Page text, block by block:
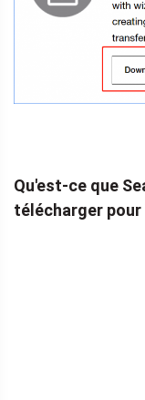
Qu'est-ce que
télécharger pour